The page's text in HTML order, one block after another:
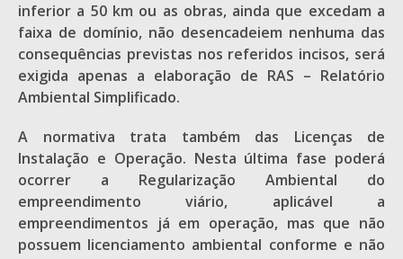
inferior a 50 km ou as obras, ainda que excedam a
faixa de domínio, não desencadeiem nenhuma das
consequências previstas nos referidos incisos, será
exigida apenas a elaboração de RAS – Relatório
Ambiental Simplificado.
A normativa trata também das Licenças de
Instalação e Operação. Nesta última fase poderá
ocorrer a Regularização Ambiental do
empreendimento viário, aplicável a
empreendimentos já em operação, mas que não
possuem licenciamento ambiental conforme e não